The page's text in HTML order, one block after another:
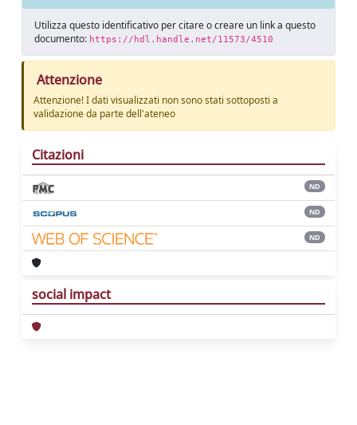
Utilizza questo identificativo per citare o creare un link a questo
documento: https://hdl.handle.net/11573/4510
Attenzione
Attenzione! I dati visualizzati non sono stati sottoposti a
validazione da parte dell'ateneo
Citazioni
ND
ND
ND
social impact